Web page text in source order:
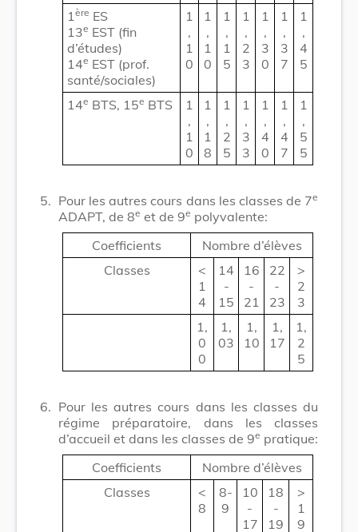
1 ère ES
13e EST (fin
d’études)
14e EST (prof.
santé/sociales)
1
,
1
0
1
,
1
0
1
,
1
5
1
,
2
3
1
,
3
0
1
,
3
7
1
,
4
5
14e BTS, 15e BTS
1
,
1
0
1
,
1
8
1
,
2
5
1
,
3
3
1
,
4
0
1
,
4
7
1
,
5
5
5. Pour les autres cours dans les classes de 7e
ADAPT, de 8e et de 9e polyvalente:
Coefficients
Nombre d’élèves
Classes
<
1
4
14
-
15
16
-
21
22
-
23
>
2
3
1,
0
0
1,
03
1,
10
1,
17
1,
2
5
6. Pour les autres cours dans les classes du
régime préparatoire, dans les classes
d’accueil et dans les classes de 9e pratique:
Coefficients
Nombre d’élèves
Classes
<
8
8-
9
10
-
17
18
-
19
>
1
9